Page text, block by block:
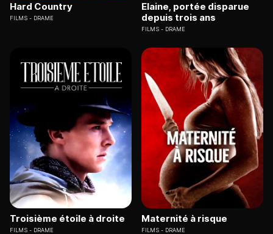
Hard Country
FILMS DRAME
Elaine, portée disparue
depuis trois ans
FILMS DRAME
Troisième étoile à droite
FILMS DRAME
Maternité à risque
FILMS DRAME